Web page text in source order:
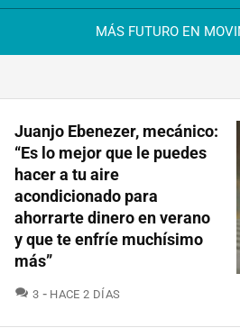
MÁS FUTURO EN
Juanjo Ebenezer, mecánico:
“Es lo mejor que le puedes
hacer a tu aire
acondicionado para
ahorrarte dinero en verano
y que te enfríe muchísimo
más”
3 COMENTARIOS
HACE 2 DÍAS